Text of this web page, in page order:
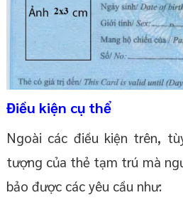
Điều kiện cụ thể
Ngoài các điều kiện trên,
tượng của thẻ tạm trú mà
bảo được các yêu cầu như: